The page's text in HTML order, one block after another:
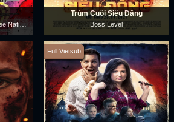
NIPPON SANGOKU: The Three Nations of the Crimson Sun
Trùm Cuối Siêu Đẳng
Boss Level
Full Vietsub